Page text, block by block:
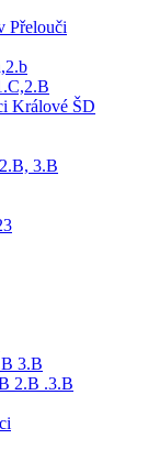
Přelouči
Králové ŠD
3.B
3.B
2.B .3.B